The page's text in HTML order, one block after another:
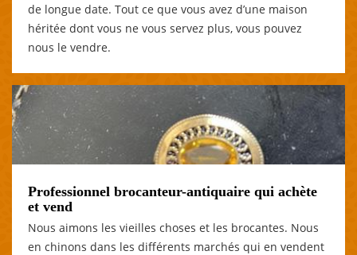
de longue date. Tout ce que vous avez d’une maison
héritée dont vous ne vous servez plus, vous pouvez
nous le vendre.
Professionnel brocanteur-antiquaire qui achète
et vend
Nous aimons les vieilles choses et les brocantes. Nous
en chinons dans les différents marchés qui en vendent